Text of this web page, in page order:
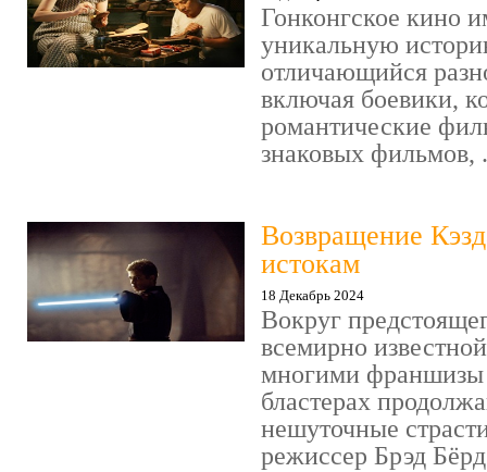
Гонконгское кино
уникальную
отличающийся
включая боевики,
романтические
знаковых фильмов,
Возвращение
истокам
18 Декабрь 2024
Вокруг
всемирно
многими франшизы
бластерах
нешуточные
режиссер Брэд